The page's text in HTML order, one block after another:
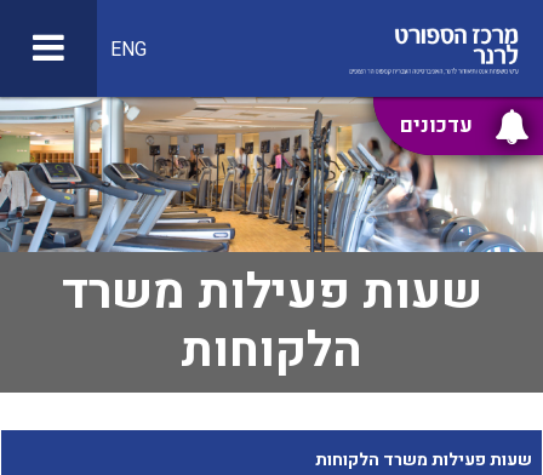
עדכונים
ENG
שעות פעילות משרד
הלקוחות
שעות פעילות משרד הלקוחות